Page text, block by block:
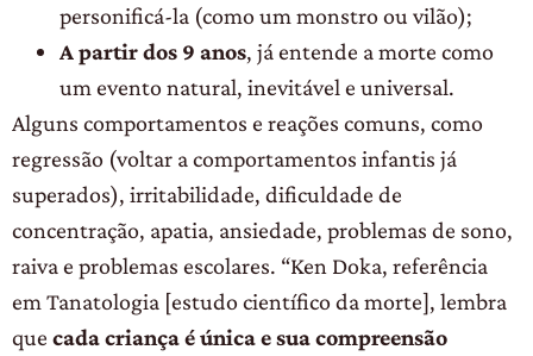
personificá-la (como um monstro ou vilão);
A partir dos 9 anos, já entende a morte como
um evento natural, inevitável e universal.
Alguns comportamentos e reações comuns, como
regressão (voltar a comportamentos infantis já
superados), irritabilidade, dificuldade de
concentração, apatia, ansiedade, problemas de sono,
raiva e problemas escolares. “Ken Doka, referência
em Tanatologia [estudo científico da morte], lembra
que cada criança é única e sua compreensão